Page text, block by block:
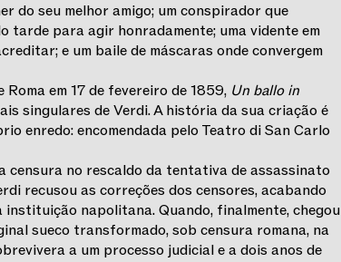
do seu melhor amigo; um conspirador que
tarde para agir honradamente; uma vidente em
e um baile de máscaras onde convergem
em 17 de fevereiro de 1859, Un ballo in
singulares de Verdi. A história da sua criação é
enredo: encomendada pelo Teatro di San Carlo
censura no rescaldo da tentativa de assassinato
recusou as correções dos censores, acabando
napolitana. Quando, finalmente, chegou
sueco transformado, sob censura romana, na
a um processo judicial e a dois anos de